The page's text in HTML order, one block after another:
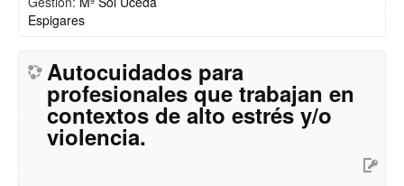
Espigares
Autocuidados para
profesionales que trabajan en
contextos de alto estrés y/o
violencia.